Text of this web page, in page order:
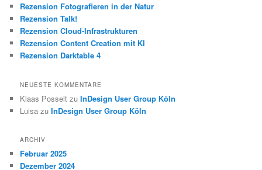
n
Rezension Fotografieren in der Natur
Rezension Talk!
Rezension Cloud-Infrastrukturen
Rezension Content Creation mit KI
Rezension Darktable 4
NEUESTE KOMMENTARE
Klaas Posselt zuInDesign User Group Köln
Luisa zuInDesign User Group Köln
ARCHIV
Februar 2025
Dezember 2024